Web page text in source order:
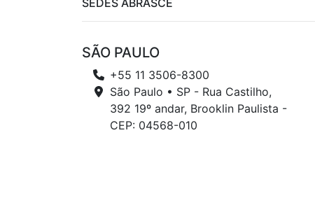
SEDES ABRASCE
SÃO PAULO
+55 11 3506-8300
São Paulo • SP - Rua Castilho,
392 19º andar, Brooklin Paulista -
CEP: 04568-010